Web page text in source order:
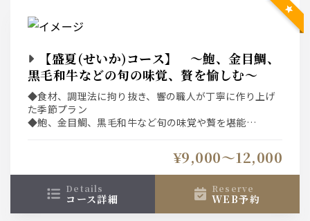
【盛夏(せいか)コース】 ～鮑、金目鯛、
黒毛和牛などの旬の味覚、贅を愉しむ～
◆食材、調理法に拘り抜き、響の職人が丁寧に作り上げ
た季節プラン
◆鮑、金目鯛、黒毛和牛など旬の味覚や贅を堪能
希望の場合は直接、お店へご連絡下さい。¥9,000〜12,000
details
コース詳細
reserve
WEB予約